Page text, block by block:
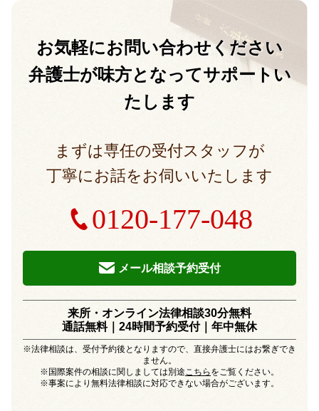
お気軽にお問い合わせください
弁護士が味方となってサポートい
たします
まずは専任の受付スタッフが
丁寧にお話をお伺いいたします
0120-177-048
メール相談予約受付
来所・オンライン法律相談30分無料
通話無料｜24時間予約受付｜年中無休
※法律相談は、受付予約後となりますので、直接弁護士にはお繋ぎでき
ません。
※国際案件の相談に関しましては別途 こちら をご覧ください。
※事案により無料法律相談に対応できない場合がございます。